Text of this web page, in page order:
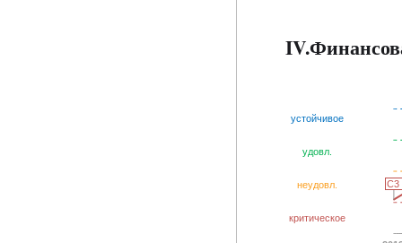
устойчивое
удовл.
неудовл.
критическое
C3
C3